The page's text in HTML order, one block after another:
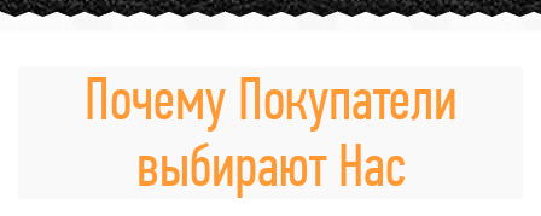
Почему Покупатели
выбирают Нас